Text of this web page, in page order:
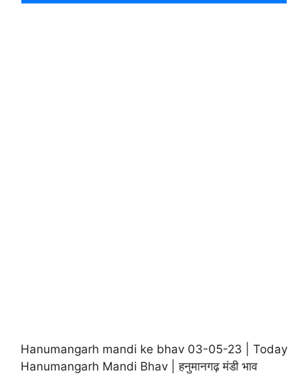
Hanumangarh mandi ke bhav 03-05-23 | Today
Hanumangarh Mandi Bhav | हनुमानगढ़ मंडी भाव